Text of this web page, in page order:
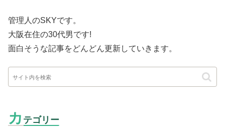
管理人のSKYです。
大阪在住の30代男です!
面白そうな記事をどんどん更新していきます。
カ テゴリー